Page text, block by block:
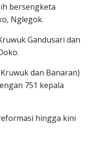
bersengketa
Nglegok.
Gandusari dan
dan Banaran)
751 kepala
hingga kini